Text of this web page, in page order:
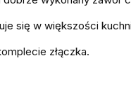
się w większości
złączka.